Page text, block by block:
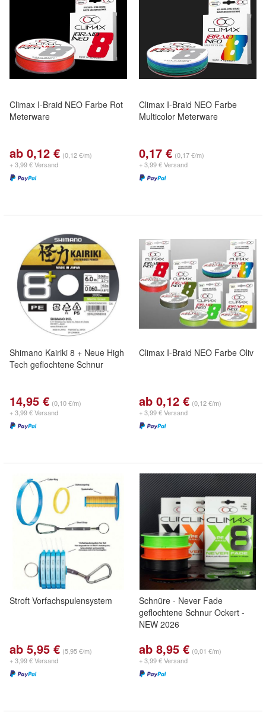
Climax I-Braid NEO Farbe Rot
Meterware
ab 0,12 € (0,12 €/m)
+ 3,99 € Versand
Climax I-Braid NEO Farbe
Multicolor Meterware
0,17 € (0,17 €/m)
+ 3,99 € Versand
Shimano Kairiki 8 + Neue High
Tech geflochtene Schnur
14,95 € (0,10 €/m)
+ 3,99 € Versand
Climax I-Braid NEO Farbe Oliv
ab 0,12 € (0,12 €/m)
+ 3,99 € Versand
Stroft Vorfachspulensystem
ab 5,95 € (5,95 €/m)
+ 3,99 € Versand
Schnüre - Never Fade
geflochtene Schnur Ockert -
NEW 2026
ab 8,95 € (0,01 €/m)
+ 3,99 € Versand